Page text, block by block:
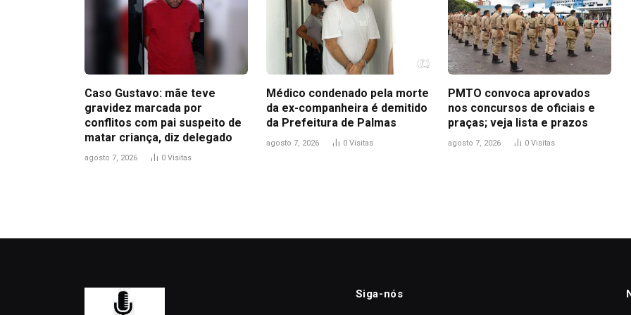
Caso Gustavo: mãe teve
gravidez marcada por
conflitos com pai suspeito de
matar criança, diz delegado
agosto 7, 2026 0 Visitas
Médico condenado pela morte
da ex-companheira é demitido
da Prefeitura de Palmas
agosto 7, 2026 0 Visitas
PMTO convoca aprovados
nos concursos de oficiais e
praças; veja lista e prazos
agosto 7, 2026 0 Visitas
Siga-nós